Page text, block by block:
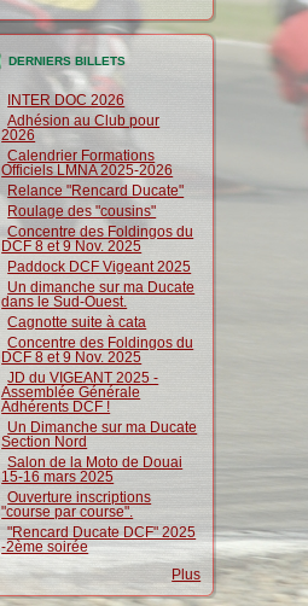
DERNIERS BILLETS
INTER DOC 2026
Adhésion au Club pour
2026
Calendrier Formations
Officiels LMNA 2025-2026
Relance "Rencard Ducate"
Roulage des "cousins"
Concentre des Foldingos du
DCF 8 et 9 Nov. 2025
Paddock DCF Vigeant 2025
Un dimanche sur ma Ducate
dans le Sud-Ouest.
Cagnotte suite à cata
Concentre des Foldingos du
DCF 8 et 9 Nov. 2025
JD du VIGEANT 2025 -
Assemblée Générale
Adhérents DCF !
Un Dimanche sur ma Ducate
Section Nord
Salon de la Moto de Douai
15-16 mars 2025
Ouverture inscriptions
"course par course".
"Rencard Ducate DCF" 2025
-2ème soirée
Plus